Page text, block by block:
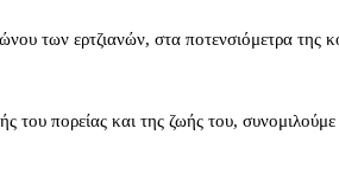
των ερτζιανών, στα ποτενσιόμετρα της
του πορείας και της ζωής του, συνομιλούμε